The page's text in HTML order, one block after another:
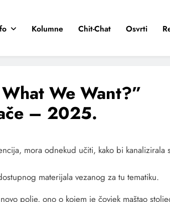
Kolumne Chit-Chat Osvrti
We Want?”
– 2025.
mora odnekud učiti, kako bi kanalizirala
materijala vezanog za tu tematiku.
polje, ono o kojem je čovjek maštao